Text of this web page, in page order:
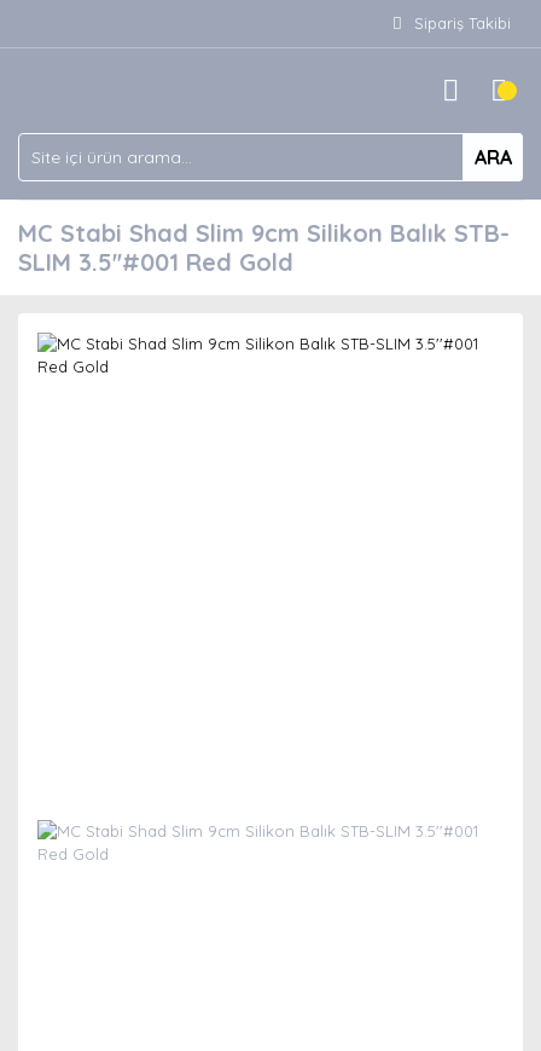
Sipariş Takibi
ARA
MC Stabi Shad Slim 9cm Silikon Balık STB-
SLIM 3.5''#001 Red Gold